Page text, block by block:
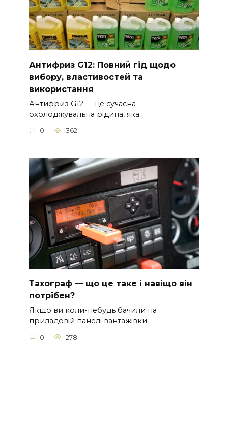
Антифриз G12: Повний гід щодо
вибору, властивостей та
використання
Антифриз G12 — це сучасна
охолоджувальна рідина, яка
0 362
Тахограф — що це таке і навіщо він
потрібен?
Якщо ви коли-небудь бачили на
приладовій панелі вантажівки
0 278